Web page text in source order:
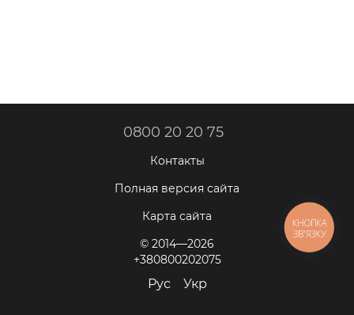
0800 20 20 75
Контакты
Полная версия сайта
Карта сайта
© 2014—2026
+380800202075
Рус Укр
КНОПКА
ЗВ'ЯЗКУ